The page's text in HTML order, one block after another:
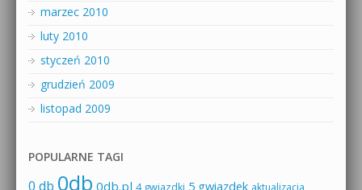
marzec 2010
luty 2010
styczeń 2010
grudzień 2009
listopad 2009
POPULARNE TAGI
0 db 0db 0db.pl 4 gwiazdki 5 gwiazdek aktualizacja